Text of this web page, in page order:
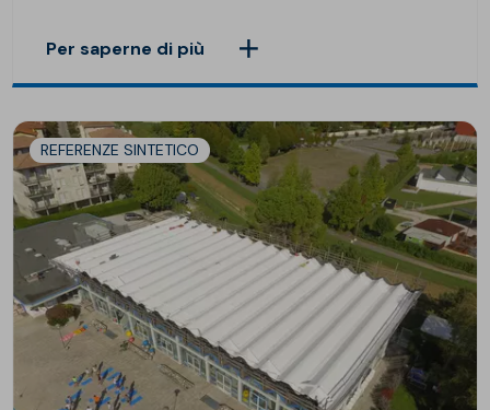
Per saperne di più
REFERENZE SINTETICO